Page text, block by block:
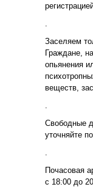
Заселяем
Граждане,
опьянения
веществ,
Свободные
уточняйте
Почасовая
с 18:00 до